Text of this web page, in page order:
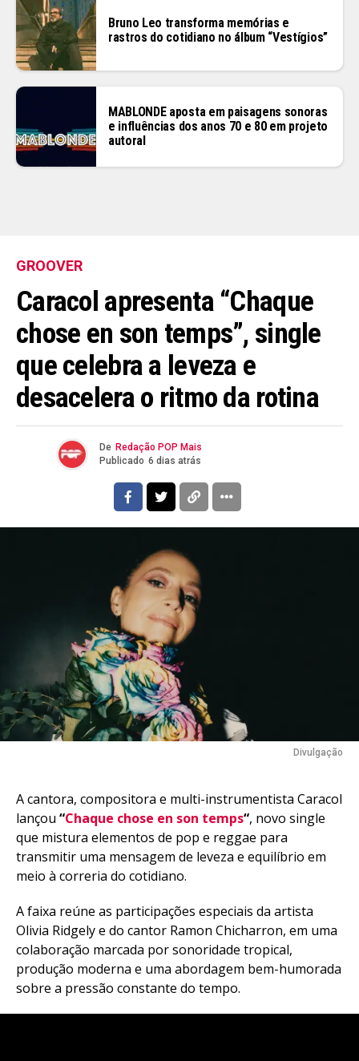
Bruno Leo transforma memórias e
rastros do cotidiano no álbum “Vestígios”
MABLONDE aposta em paisagens sonoras
e influências dos anos 70 e 80 em projeto
autoral
GROOVER
Caracol apresenta “Chaque
chose en son temps”, single
que celebra a leveza e
desacelera o ritmo da rotina
De Redação POP Mais
Publicado 6 dias atrás
Divulgação
A cantora, compositora e multi-instrumentista Caracol
lançou “Chaque chose en son temps“, novo single
que mistura elementos de pop e reggae para
transmitir uma mensagem de leveza e equilíbrio em
meio à correria do cotidiano.
A faixa reúne as participações especiais da artista
Olivia Ridgely e do cantor Ramon Chicharron, em uma
colaboração marcada por sonoridade tropical,
produção moderna e uma abordagem bem-humorada
sobre a pressão constante do tempo.